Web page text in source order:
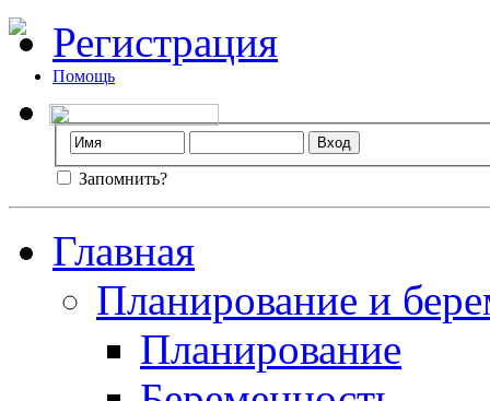
Регистрация
Помощь
Запомнить?
Главная
Планирование и
Планирование